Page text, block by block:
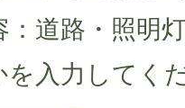
：道路・照明
入力してく